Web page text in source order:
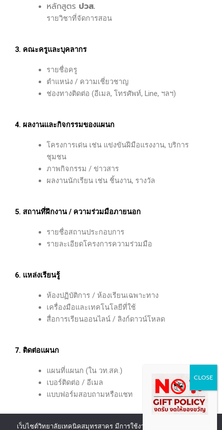
หลักสูตร ปวส.
รายวิชาที่จัดการสอน
3. คณะครูและบุคลากร
รายชื่อครู
ตำแหน่ง / ความเชี่ยวชาญ
ช่องทางติดต่อ (อีเมล, โทรศัพท์, Line, ฯลฯ)
4. ผลงานและกิจกรรมของแผนก
โครงการเด่น เช่น แข่งขันฝีมือแรงงาน, บริการ
ชุมชน
ภาพกิจกรรม / ข่าวสาร
ผลงานนักเรียน เช่น ชิ้นงาน, รางวัล
5. สถานที่ฝึกงาน / ความร่วมมือภายนอก
รายชื่อสถานประกอบการ
รายละเอียดโครงการความร่วมมือ
6. แหล่งเรียนรู้
ห้องปฏิบัติการ / ห้องเรียนเฉพาะทาง
เครื่องมือและเทคโนโลยีที่ใช้
สื่อการเรียนออนไลน์ / ลิงก์ดาวน์โหลด
7. ติดต่อแผนก
แผนที่แผนก (ใน วท.สค.)
เบอร์ติดต่อ / อีเมล
แบบฟอร์มสอบถามหรือแชท
เว็บไซต์วิทยาลัยเทคนิคสมุทรสาคร มีการใช้งานเทคโนโลยีคุกกี้ หรือ